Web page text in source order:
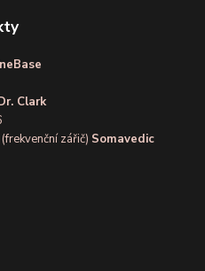
Clark
zářič) Somavedic